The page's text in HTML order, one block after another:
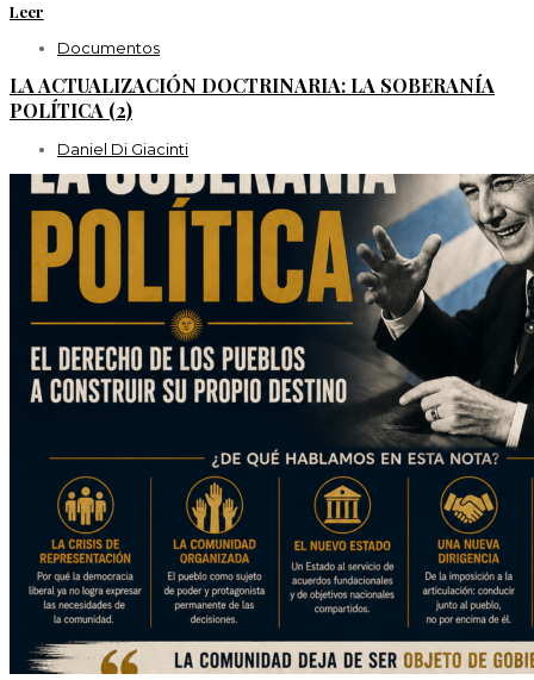
Leer
Documentos
LA ACTUALIZACIÓN DOCTRINARIA: LA SOBERANÍA
POLÍTICA (2)
Daniel Di Giacinti